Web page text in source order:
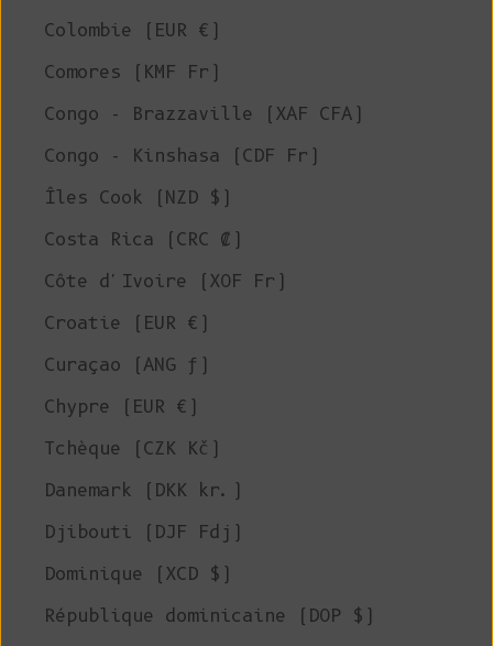
Colombie (EUR €)
Comores (KMF Fr)
Congo - Brazzaville (XAF CFA)
Congo - Kinshasa (CDF Fr)
Îles Cook (NZD $)
Costa Rica (CRC ₡)
Côte d'Ivoire (XOF Fr)
Croatie (EUR €)
Curaçao (ANG ƒ)
Chypre (EUR €)
Tchèque (CZK Kč)
Danemark (DKK kr.)
Djibouti (DJF Fdj)
Dominique (XCD $)
République dominicaine (DOP $)